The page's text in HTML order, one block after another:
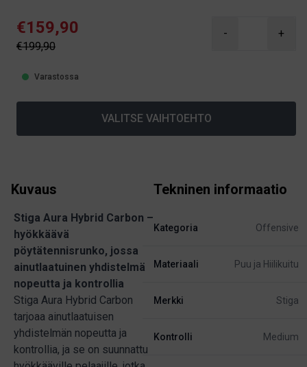
€159,90
€199,90
- +
Varastossa
VALITSE VAIHTOEHTO
Kuvaus
Stiga Aura Hybrid Carbon –
hyökkäävä
pöytätennisrunko, jossa
ainutlaatuinen yhdistelmä
nopeutta ja kontrollia
Stiga Aura Hybrid Carbon
tarjoaa ainutlaatuisen
yhdistelmän nopeutta ja
kontrollia, ja se on suunnattu
Tekninen informaatio
Kategoria Offensive
Materiaali Puu ja Hiilikuitu
Merkki Stiga
Kontrolli Medium